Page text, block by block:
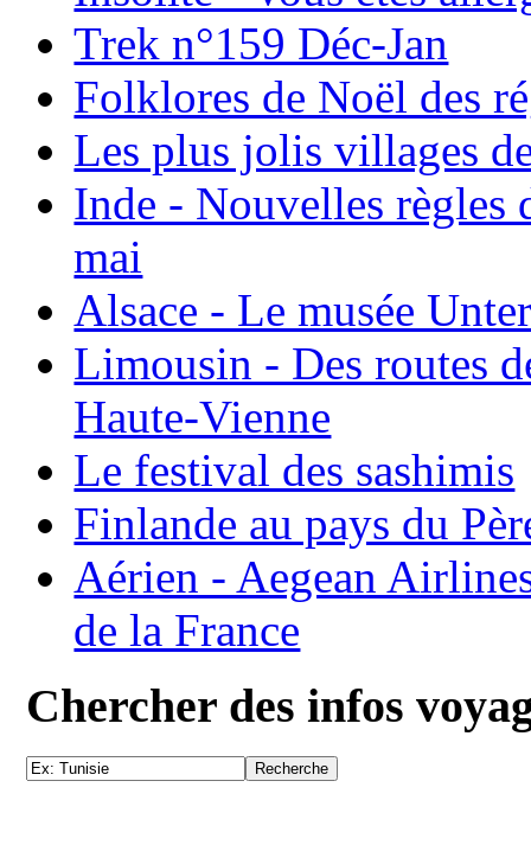
Trek n°159 Déc-Jan
Folklores de Noël des
Les plus jolis villages
Inde - Nouvelles règles
mai
Alsace - Le musée
Limousin - Des routes
Haute-Vienne
Le festival des sashimis
Finlande au pays du
Aérien - Aegean
de la France
Chercher des infos